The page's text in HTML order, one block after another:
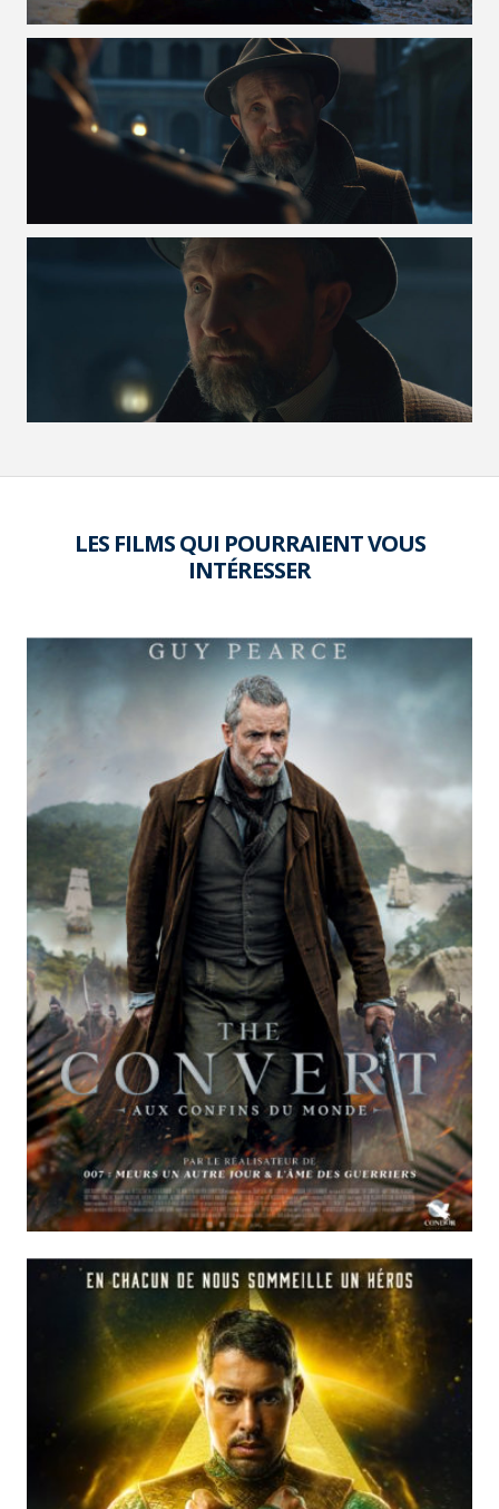
VOIR LA PHOTO EN GRAND FORMAT
VOIR LA PHOTO EN GRAND FORMAT
LES FILMS QUI POURRAIENT VOUS
INTÉRESSER